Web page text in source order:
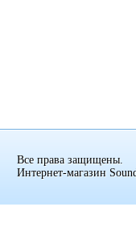
Все права защищены.
Интернет-магазин